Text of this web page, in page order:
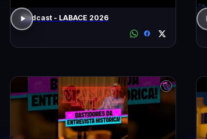
Podcast - LABACE 2026